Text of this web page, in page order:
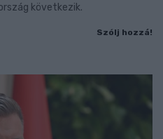
következik.
Szólj hozzá!